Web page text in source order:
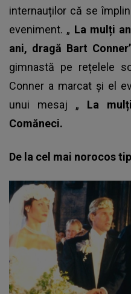
internauților că se
eveniment. „ La mulți
ani, dragă Bart
gimnastă pe rețelele
Conner a marcat și el
unui mesaj „ La
Comăneci.
De la cel mai norocos